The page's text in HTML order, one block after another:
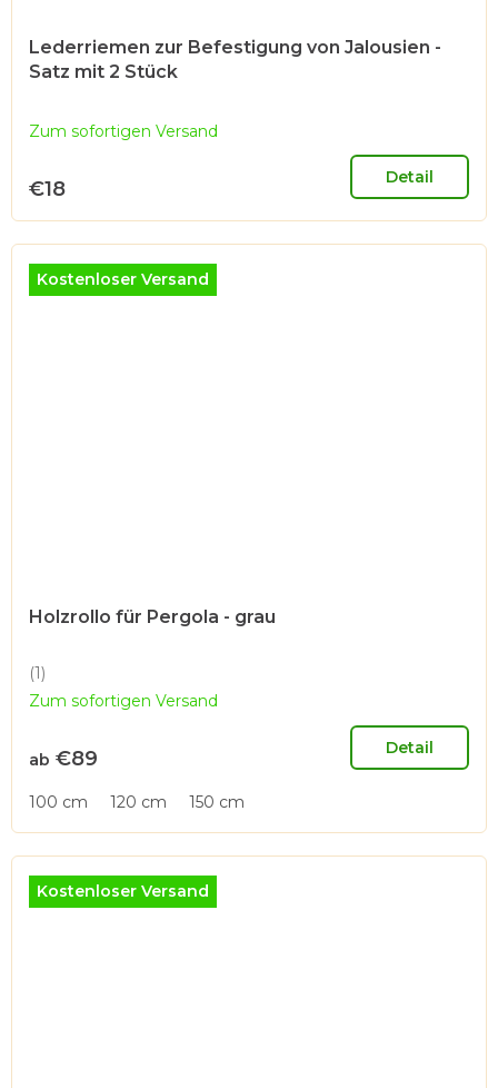
Lederriemen zur Befestigung von Jalousien -
Satz mit 2 Stück
Zum sofortigen Versand
€18 Detail
Kostenloser Versand
Holzrollo für Pergola - grau
Die
durchschnittliche
5,0
5
Sternen.
(1)
Zum sofortigen Versand
ab €89 Detail
100 cm 120 cm 150 cm
Kostenloser Versand